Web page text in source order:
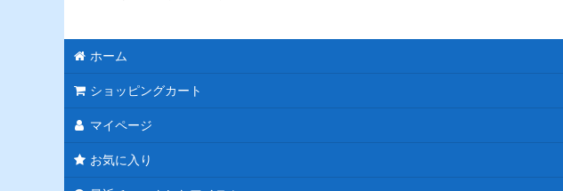
ホーム
ショッピングカート
マイページ
お気に入り